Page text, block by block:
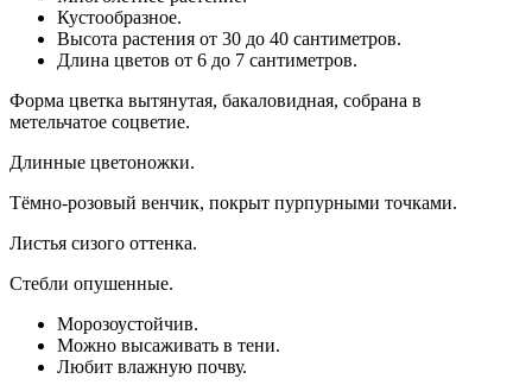
Кустообразное.
Высота растения от 30 до 40 сантиметров.
Длина цветов от 6 до 7 сантиметров.
Форма цветка вытянутая, бакаловидная, собрана в
метельчатое соцветие.
Длинные цветоножки.
Тёмно-розовый венчик, покрыт пурпурными точками.
Листья сизого оттенка.
Стебли опушенные.
Морозоустойчив.
Можно высаживать в тени.
Любит влажную почву.